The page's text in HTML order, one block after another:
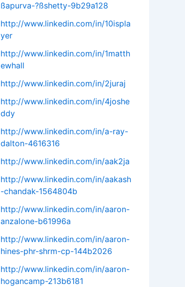
ßapurva-?ßshetty-9b29a128
http://www.linkedin.com/in/10ispla
yer
http://www.linkedin.com/in/1matth
ewhall
http://www.linkedin.com/in/2juraj
http://www.linkedin.com/in/4joshe
ddy
http://www.linkedin.com/in/a-ray-
dalton-4616316
http://www.linkedin.com/in/aak2ja
http://www.linkedin.com/in/aakash
-chandak-1564804b
http://www.linkedin.com/in/aaron-
anzalone-b61996a
http://www.linkedin.com/in/aaron-
hines-phr-shrm-cp-144b2026
http://www.linkedin.com/in/aaron-
hogancamp-213b6181